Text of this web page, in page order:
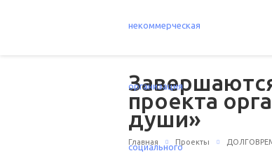
проекта
души»
Главная Проекты